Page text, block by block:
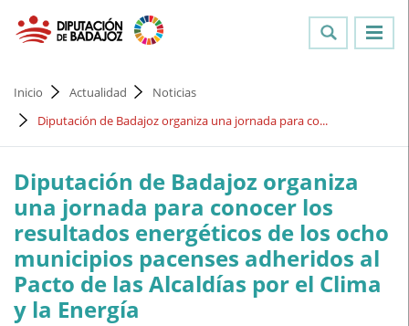
Inicio Actualidad
Noticias
Diputación de Badajoz organiza una jornada para co...
Diputación de Badajoz organiza
una jornada para conocer los
resultados energéticos de los ocho
municipios pacenses adheridos al
Pacto de las Alcaldías por el Clima
y la Energía